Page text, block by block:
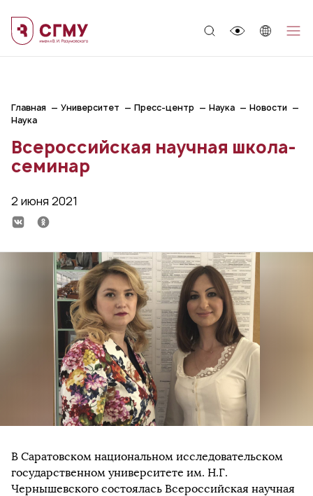
Главная Университет Пресс-центр Наука
Новости
Наука
Всероссийская научная школа-
семинар
2 июня 2021
В Саратовском национальном исследовательском
государственном университете им. Н.Г.
Чернышевского состоялась Всероссийская научная